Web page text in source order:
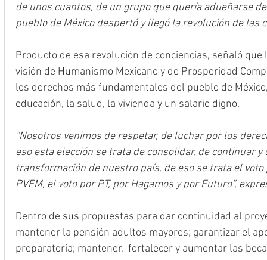
de unos cuantos, de un grupo que quería adueñarse
pueblo de México despertó y llegó la revolución de las
Producto de esa revolución de conciencias, señaló
visión de Humanismo Mexicano y de Prosperidad
los derechos más fundamentales del pueblo de
educación, la salud, la vivienda y un salario digno.
“Nosotros venimos de respetar, de luchar por los
eso esta elección se trata de consolidar, de continuar
transformación de nuestro país, de eso se trata el
PVEM, el voto por PT, por Hagamos y por Futuro”,
Dentro de sus propuestas para dar continuidad al
mantener la pensión adultos mayores; garantizar el
preparatoria; mantener,  fortalecer y aumentar las